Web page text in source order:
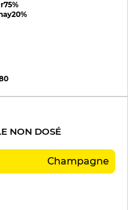
75%
20%
NON DOSÉ
Champagne